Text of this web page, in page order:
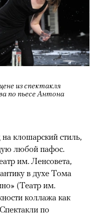
из спектакля
по пьесе Антона
клошарский стиль,
любой пафос.
им. Ленсовета,
в духе Тома
(Театр им.
коллажа как
по